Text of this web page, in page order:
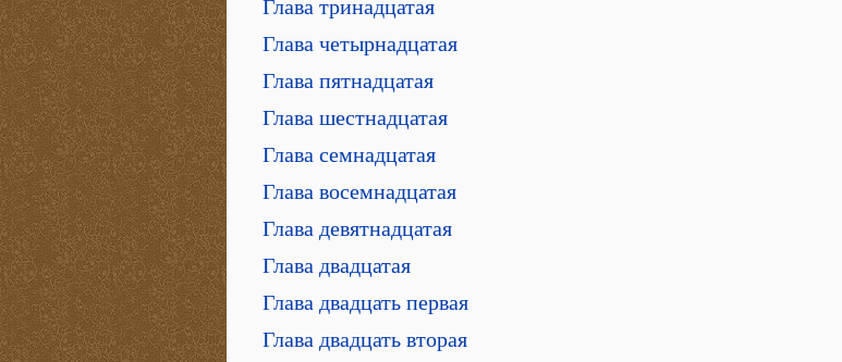
Глава тринадцатая
Глава четырнадцатая
Глава пятнадцатая
Глава шестнадцатая
Глава семнадцатая
Глава восемнадцатая
Глава девятнадцатая
Глава двадцатая
Глава двадцать первая
Глава двадцать вторая